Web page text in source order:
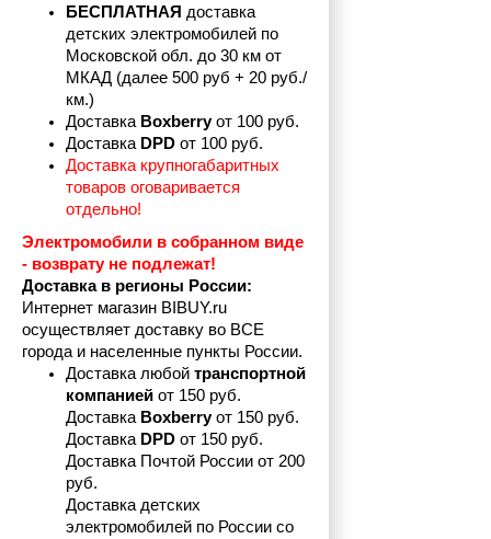
БЕСПЛАТНАЯ доставка
детских электромобилей по
Московской обл. до 30 км от
МКАД (далее 500 руб + 20 руб./
км.)
Доставка Boxberry от 100 руб.
Доставка DPD от 100 руб.
Доставка крупногабаритных
товаров оговаривается
отдельно!
Электромобили в собранном виде
- возврату не подлежат!
Доставка в регионы России:
Интернет магазин BIBUY.ru
осуществляет доставку во ВСЕ
города и населенные пункты России.
Доставка любой транспортной
компанией от 150 руб.
Доставка Boxberry от 150 руб.
Доставка DPD от 150 руб.
Доставка Почтой России от 200
руб.
Доставка детских
электромобилей по России со